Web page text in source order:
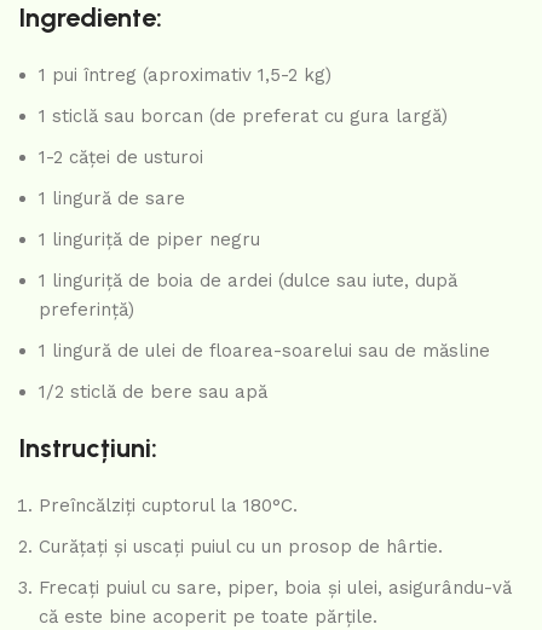
Ingrediente:
1 pui întreg (aproximativ 1,5-2 kg)
1 sticlă sau borcan (de preferat cu gura largă)
1-2 căței de usturoi
1 lingură de sare
1 linguriță de piper negru
1 linguriță de boia de ardei (dulce sau iute, după
preferință)
1 lingură de ulei de floarea-soarelui sau de măsline
1/2 sticlă de bere sau apă
Instrucțiuni:
Preîncălziți cuptorul la 180°C.
Curățați și uscați puiul cu un prosop de hârtie.
Frecați puiul cu sare, piper, boia și ulei, asigurându-vă
că este bine acoperit pe toate părțile.